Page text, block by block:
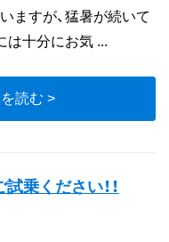
ますが、猛暑が続いて
は十分にお気 ...
読む >
乗ください！！